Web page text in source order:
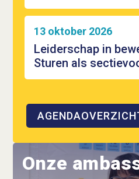
13 oktober 2026
Leiderschap in
Sturen als
leidend docent
Onze